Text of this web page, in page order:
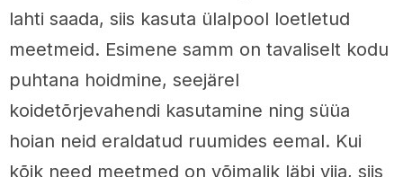
lahti saada, siis kasuta ülalpool loetletud
meetmeid. Esimene samm on tavaliselt kodu
puhtana hoidmine, seejärel
koidetõrjevahendi kasutamine ning süüa
hoian neid eraldatud ruumides eemal. Kui
kõik need meetmed on võimalik läbi viia, siis